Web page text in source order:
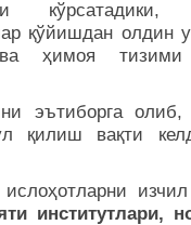
қўйишдан олдин
ва ҳимоя
эътиборга
қилиш вақти
институтлари,